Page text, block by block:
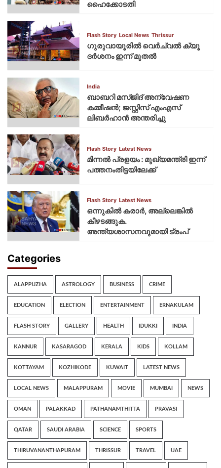
ഹൈക്കോടതി
Flash Story Local News Thrissur
ഗുരുവായൂരില്‍ വെര്‍ച്വല്‍ ക്യൂ
ദര്‍ശനം ഇന്ന് മുതല്‍
India
ബാബറി മസ്ജിദ് അന്വേഷണ
കമ്മീഷന്‍; ജസ്റ്റിസ് എംഎസ്
ലിബര്‍ഹാന്‍ അന്തരിച്ചു
Flash Story Latest News
മിന്നല്‍ പ്രളയം : മുഖ്യമന്ത്രി ഇന്ന്
പത്തനംതിട്ടയിലേക്ക്
Flash Story Latest News
ഒന്നുകില്‍ കരാര്‍, അല്ലെങ്കില്‍
കീഴടങ്ങുക.
അന്ത്യശാസനവുമായി ട്രംപ്
Categories
ALAPPUZHA ASTROLOGY BUSINESS CRIME
EDUCATION ELECTION ENTERTAINMENT ERNAKULAM
FLASH STORY GALLERY HEALTH IDUKKI INDIA
KANNUR KASARAGOD KERALA KIDS KOLLAM
KOTTAYAM KOZHIKODE KUWAIT LATEST NEWS
LOCAL NEWS MALAPPURAM MOVIE MUMBAI NEWS
OMAN PALAKKAD PATHANAMTHITTA PRAVASI
QATAR SAUDI ARABIA SCIENCE SPORTS
THIRUVANANTHAPURAM THRISSUR TRAVEL UAE